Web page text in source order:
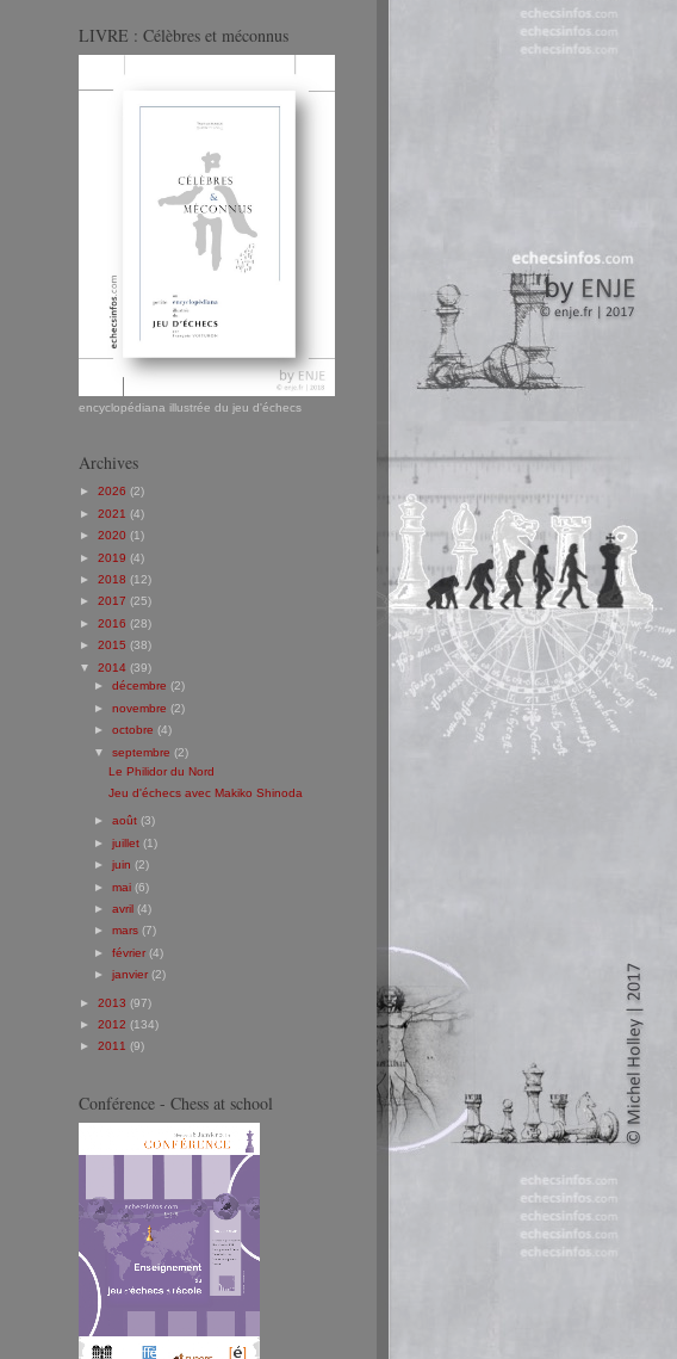
LIVRE : Célèbres et méconnus
encyclopédiana illustrée du jeu d'échecs
Archives
► 2026 (2)
► 2021 (4)
► 2020 (1)
► 2019 (4)
► 2018 (12)
► 2017 (25)
► 2016 (28)
► 2015 (38)
▼ 2014 (39)
► décembre (2)
► novembre (2)
► octobre (4)
▼ septembre (2)
Le Philidor du Nord
Jeu d'échecs avec Makiko Shinoda
► août (3)
► juillet (1)
► juin (2)
► mai (6)
► avril (4)
► mars (7)
► février (4)
► janvier (2)
► 2013 (97)
► 2012 (134)
► 2011 (9)
Conférence - Chess at school